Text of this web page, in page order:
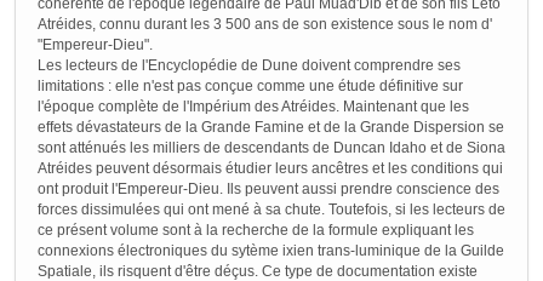
cohérente de l'époque légendaire de Paul Muad'Dib et de son fils Léto
Atréides, connu durant les 3 500 ans de son existence sous le nom d'
"Empereur-Dieu".
Les lecteurs de l'Encyclopédie de Dune doivent comprendre ses
limitations : elle n'est pas conçue comme une étude définitive sur
l'époque complète de l'Impérium des Atréides. Maintenant que les
effets dévastateurs de la Grande Famine et de la Grande Dispersion se
sont atténués les milliers de descendants de Duncan Idaho et de Siona
Atréides peuvent désormais étudier leurs ancêtres et les conditions qui
ont produit l'Empereur-Dieu. Ils peuvent aussi prendre conscience des
forces dissimulées qui ont mené à sa chute. Toutefois, si les lecteurs de
ce présent volume sont à la recherche de la formule expliquant les
connexions électroniques du sytème ixien trans-luminique de la Guilde
Spatiale, ils risquent d'être déçus. Ce type de documentation existe